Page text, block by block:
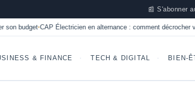
📰 S'abonner
•CAP Électricien en alternance : comment décrocher votre
& FINANCE TECH & DIGITAL BIEN-